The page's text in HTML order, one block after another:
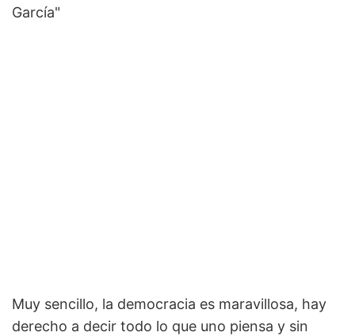
García"
Muy sencillo, la democracia es maravillosa, hay
derecho a decir todo lo que uno piensa y sin